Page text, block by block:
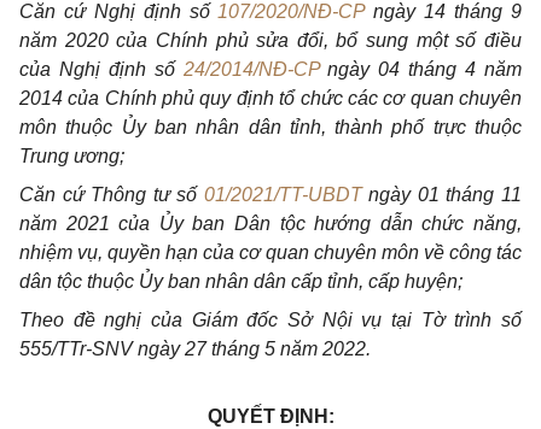
Căn cứ Nghị định số 107/2020/NĐ-CPngày 14 tháng 9
năm 2020 của Chính phủ sửa đổi, bổ sung một số điều
của Nghị định số 24/2014/NĐ-CPngày 04 tháng 4 năm
2014 của Chính phủ quy định tổ chức các cơ quan chuyên
môn thuộc Ủy ban nhân dân tỉnh, thành phố trực thuộc
Trung ương;
Căn cứ Thông tư số 01/2021/TT-UBDTngày 01 tháng 11
năm 2021 của Ủy ban Dân tộc hướng dẫn chức năng,
nhiệm vụ, quyền hạn của cơ quan chuyên môn về công tác
dân tộc thuộc Ủy ban nhân dân cấp tỉnh, cấp huyện;
Theo đề nghị của Giám đốc Sở Nội vụ tại Tờ trình số
555/TTr-SNV ngày 27 tháng 5 năm 2022.
QUYẾT ĐỊNH: